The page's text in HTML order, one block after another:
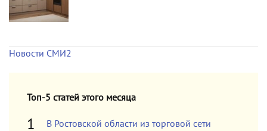
Новости СМИ2
Топ-5 статей этого месяца
В Ростовской области из торговой сети